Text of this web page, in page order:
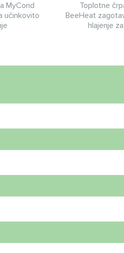
MyCond
učinkovito
Toplotne
BeeHeat
hlajenje